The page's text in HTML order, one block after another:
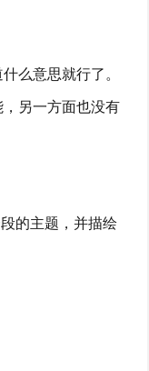
么意思就行了。
另一方面也没有
的主题，并描绘